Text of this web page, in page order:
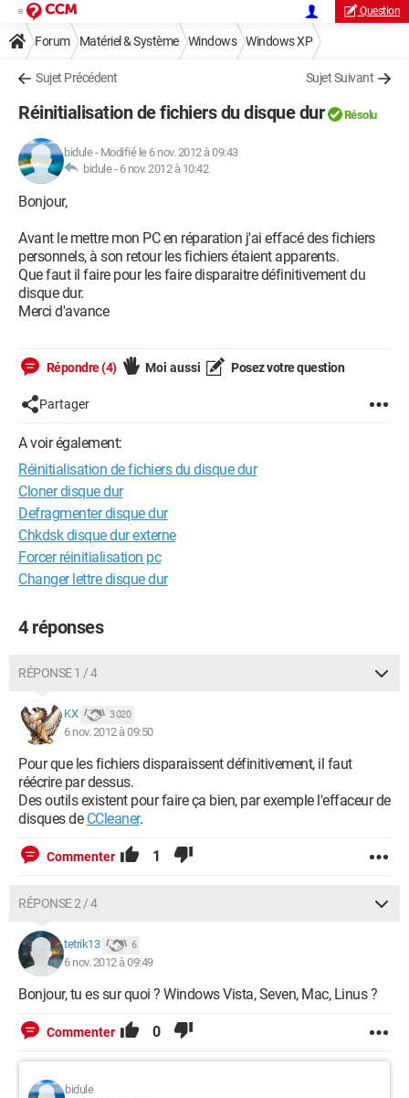
Question
Forum Matériel & Système Windows Windows XP
Sujet Précédent Sujet Suivant
Réinitialisation de fichiers du disque dur Résolu
bidule- Modifié le 6 nov. 2012 à 09:43
bidule - 6 nov. 2012 à 10:42
Bonjour,
Avant le mettre mon PC en réparation j'ai effacé des fichiers
personnels, à son retour les fichiers étaient apparents.
Que faut il faire pour les faire disparaitre définitivement du
disque dur.
Merci d'avance
Répondre (4) Moi aussi Posez votre question
Partager
A voir également:
Réinitialisation de fichiers du disque dur
Cloner disque dur
Defragmenter disque dur
Chkdsk disque dur externe
Forcer réinitialisation pc
Changer lettre disque dur
4 réponses
RÉPONSE 1 / 4
KX 3 020
6 nov. 2012 à 09:50
Pour que les fichiers disparaissent définitivement, il faut
réécrire par dessus.
Des outils existent pour faire ça bien, par exemple l'effaceur de
disques de CCleaner.
Commenter 1
RÉPONSE 2 / 4
tetrik13 6
6 nov. 2012 à 09:49
Bonjour, tu es sur quoi ? Windows Vista, Seven, Mac, Linus ?
Commenter 0
bidule